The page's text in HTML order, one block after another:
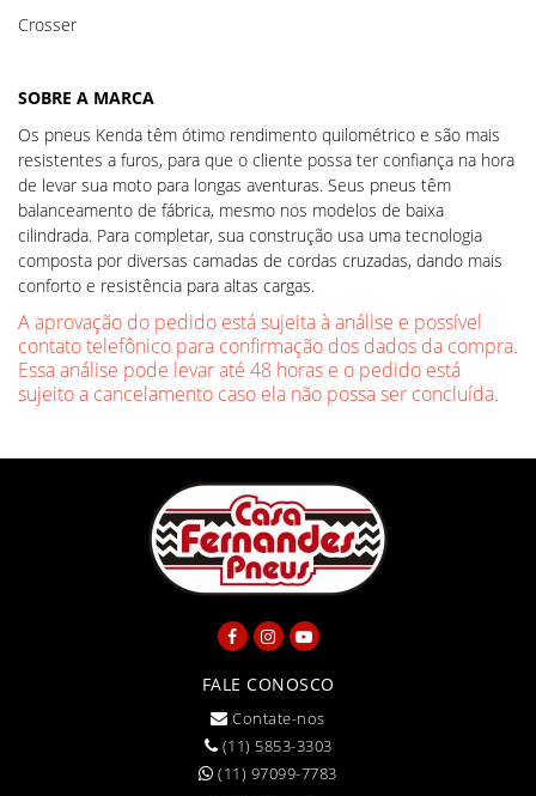
Crosser
SOBRE A MARCA
Os pneus Kenda têm ótimo rendimento quilométrico e são mais
resistentes a furos, para que o cliente possa ter confiança na hora
de levar sua moto para longas aventuras. Seus pneus têm
balanceamento de fábrica, mesmo nos modelos de baixa
cilindrada. Para completar, sua construção usa uma tecnologia
composta por diversas camadas de cordas cruzadas, dando mais
conforto e resistência para altas cargas.
A aprovação do pedido está sujeita à análise e possível
contato telefônico para confirmação dos dados da compra.
Essa análise pode levar até 48 horas e o pedido está
sujeito a cancelamento caso ela não possa ser concluída.
FALE CONOSCO
Contate-nos
(11) 5853-3303
(11) 97099-7783